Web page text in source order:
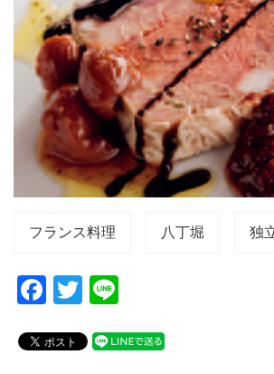
フランス料理 八丁堀 独
F
c
T
tt
e